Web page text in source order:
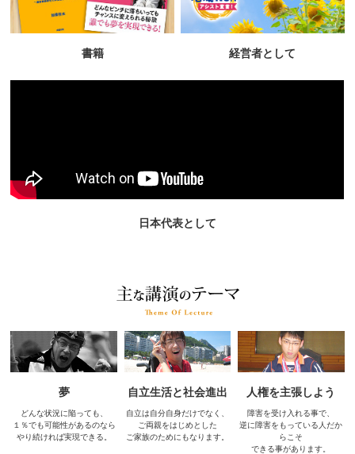
書籍 経営者として
日本代表として
夢
どんな状況に陥っても、
１％でも可能性があるのなら
やり続ければ実現できる。
自立生活と社会進出
自立は自分自身だけでなく、
ご両親をはじめとした
ご家族のためにもなります。
人権を主張しよう
障害を受け入れる事で、
逆に障害をもっている人だか
らこそ
できる事があります。